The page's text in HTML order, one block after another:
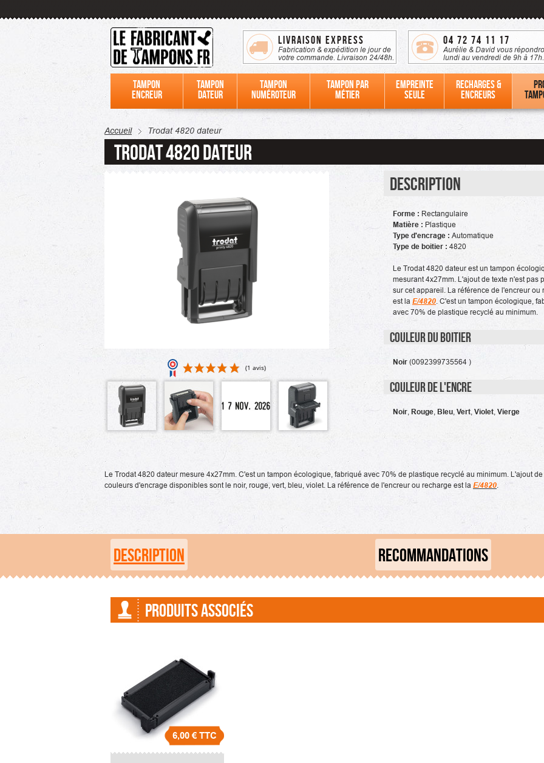
Livraison Express
Fabrication & expédition le jour de
votre commande. Livraison 24/48h.
04 72 74 11 17
Aurélie & David vous
lundi au vendredi de 9h à 17h.
Tampon
encreur
Tampon
dateur
Tampon
numéroteur
Tampon par
métier
Empreinte
seule
Recharges &
Encreurs
Accueil Trodat 4820 dateur
Trodat 4820 dateur
(1 avis)
Description
Forme : Rectangulaire
Matière : Plastique
Type d'encrage : Automatique
Type de boitier : 4820
Le Trodat 4820 dateur est un tampon
mesurant 4x27mm. L'ajout de texte n'est pas
sur cet appareil. La référence de l'encreur ou
est la E/4820. C'est un tampon écologique,
avec 70% de plastique recyclé au minimum.
Couleur du boitier
Noir (0092399735564 )
Couleur de l'encre
Noir, Rouge, Bleu, Vert, Violet, Vierge
Le Trodat 4820 dateur mesure 4x27mm. C'est un tampon écologique, fabriqué avec 70% de plastique recyclé au minimum. L'ajout
couleurs d'encrage disponibles sont le noir, rouge, vert, bleu, violet. La référence de l'encreur ou recharge est la E/4820
DESCRIPTION RECOMMANDATIONS
PRODUITS ASSOCIÉS
6,00 €TTC